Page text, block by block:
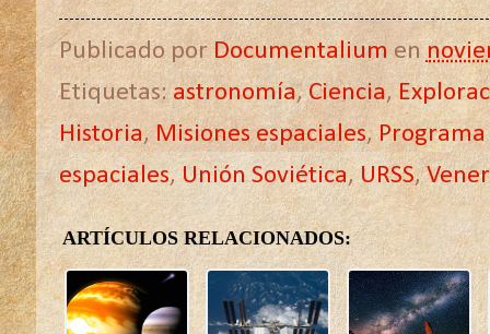
Publicado porDocumentalium en
Etiquetas:astronomía,Ciencia,
Historia,Misiones espaciales,
espaciales, Unión Soviética,URSS,
ARTÍCULOS RELACIONADOS: